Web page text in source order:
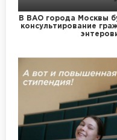
В ВАО города Москвы
консультирование